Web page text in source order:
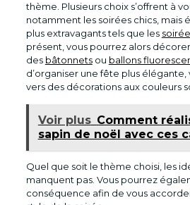
thème. Plusieurs choix s’offrent à
notamment les soirées chics, mais
plus extravagants tels que les
présent, vous pourrez alors
des bâtonnetsou ballons
d’organiser une fête plus
vers des décorations aux couleurs
Voir plus Comment
sapin de noël avec ces
Quel que soit le thème choisi, les
manquent pas. Vous pourrez
conséquence afin de vous